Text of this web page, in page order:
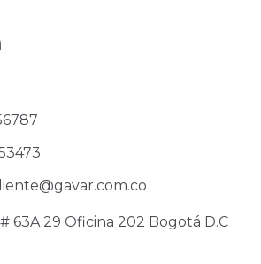
63A 29 Oficina 202 Bogotá D.C